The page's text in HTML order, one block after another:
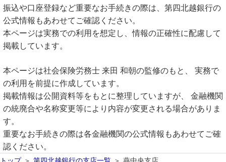
振込や口座登録など重要なお手続きの際は、第四北越銀行の
公式情報もあわせてご確認ください。
本ページは実務での利用を想定し、情報の正確性に配慮して
掲載しています。
本ページは社会保険労務士 来田 和朝の監修のもと、 実務で
の利用を前提に作成しています。
掲載情報は公開資料等をもとに整理していますが、 金融機関
の統廃合や名称変更等により内容が変更される場合がありま
す。
重要なお手続きの際は各金融機関の公式情報もあわせてご確
認ください。